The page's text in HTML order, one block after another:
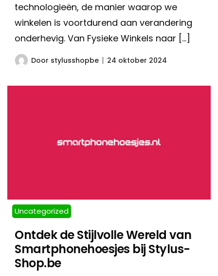
technologieën, de manier waarop we
winkelen is voortdurend aan verandering
onderhevig. Van Fysieke Winkels naar […]
Door stylusshopbe 24 oktober 2024
Uncategorized
Ontdek de Stijlvolle Wereld van
Smartphonehoesjes bij Stylus-
Shop.be